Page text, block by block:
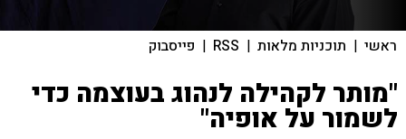
ראשי | תוכניות מלאות |
RSS
| פייסבוק
"מותר לקהילה לנהוג בעוצמה כדי
לשמור על אופיה"